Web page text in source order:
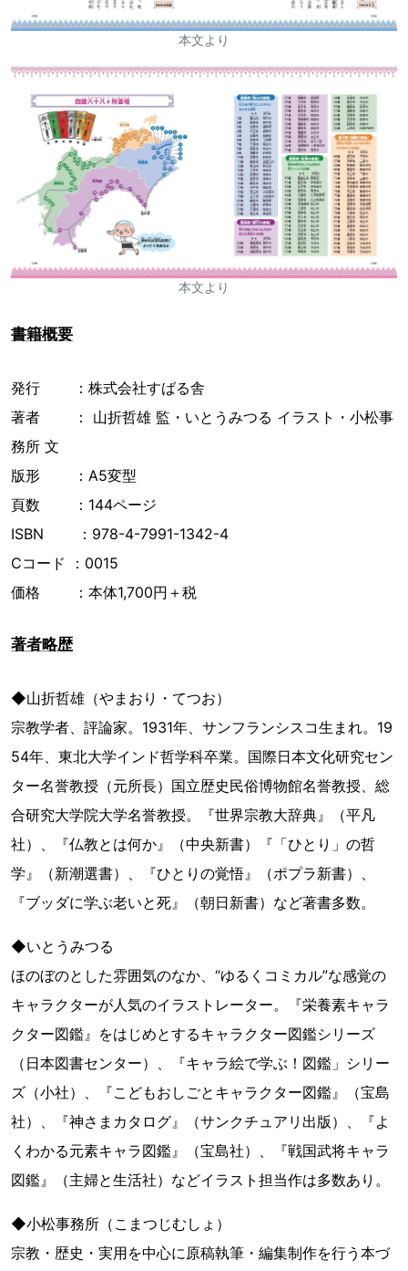
本文より
本文より
書籍概要
発行 ：株式会社すばる舎
著者 ： 山折哲雄 監・いとうみつる イラスト・小松事
務所 文
版形 ：A5変型
頁数 ：144ページ
ISBN ：978-4-7991-1342-4
Cコード ：0015
価格 ：本体1,700円＋税
著者略歴
◆山折哲雄（やまおり・てつお）
宗教学者、評論家。1931年、サンフランシスコ生まれ。19
54年、東北大学インド哲学科卒業。国際日本文化研究セン
ター名誉教授（元所長）国立歴史民俗博物館名誉教授、総
合研究大学院大学名誉教授。『世界宗教大辞典』（平凡
社）、『仏教とは何か』（中央新書）『「ひとり」の哲
学』（新潮選書）、『ひとりの覚悟』（ポプラ新書）、
『ブッダに学ぶ老いと死』（朝日新書）など著書多数。
◆いとうみつる
ほのぼのとした雰囲気のなか、“ゆるくコミカル”な感覚の
キャラクターが人気のイラストレーター。『栄養素キャラ
クター図鑑』をはじめとするキャラクター図鑑シリーズ
（日本図書センター）、『キャラ絵で学ぶ！図鑑」シリー
ズ（小社）、『こどもおしごとキャラクター図鑑』（宝島
社）、『神さまカタログ』（サンクチュアリ出版）、『よ
くわかる元素キャラ図鑑』（宝島社）、『戦国武将キャラ
図鑑』（主婦と生活社）などイラスト担当作は多数あり。
◆小松事務所（こまつじむしょ）
宗教・歴史・実用を中心に原稿執筆・編集制作を行う本づ